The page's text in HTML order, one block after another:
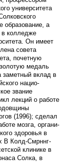
университета
образова­ние, а
колледже
Он имеет
совета
почетную
медаль
заметный вклад в
нацио­
звание
лекций о работе
(1996); сделал
мозга, органи­
здоровья в
В Колд-Смрннг-
клинике в
Солка, в